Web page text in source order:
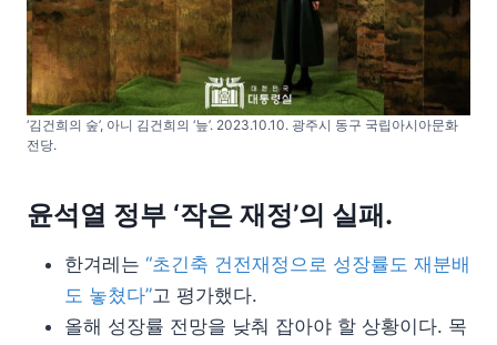
‘김건희의 숲’, 아니 김건희의 ‘늪’. 2023.10.10. 광주시 동구 국립아시아문화
전당.
윤석열 정부 ‘작은 재정’의 실패.
한겨레는 “초긴축 건전재정으로 성장률도 재분배
도 놓쳤다”고 평가했다.
올해 성장률 전망을 낮춰 잡아야 할 상황이다. 목